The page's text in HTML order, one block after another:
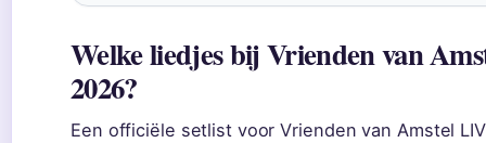
Welke liedjes bij Vrienden van
2026?
Een officiële setlist voor Vrienden van Amstel